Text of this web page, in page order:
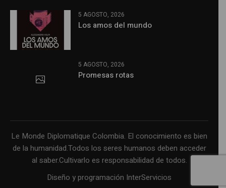
5 AGOSTO, 2026
Los amos del mundo
5 AGOSTO, 2026
Promesas rotas
Le Monde Diplomatique Colombia. El conocimiento es bien
de la humanidad.Todos los seres humanos deben acceder
al saber.Cultivarlo es responsabilidad de todos.
Diseño y programación InterServicios